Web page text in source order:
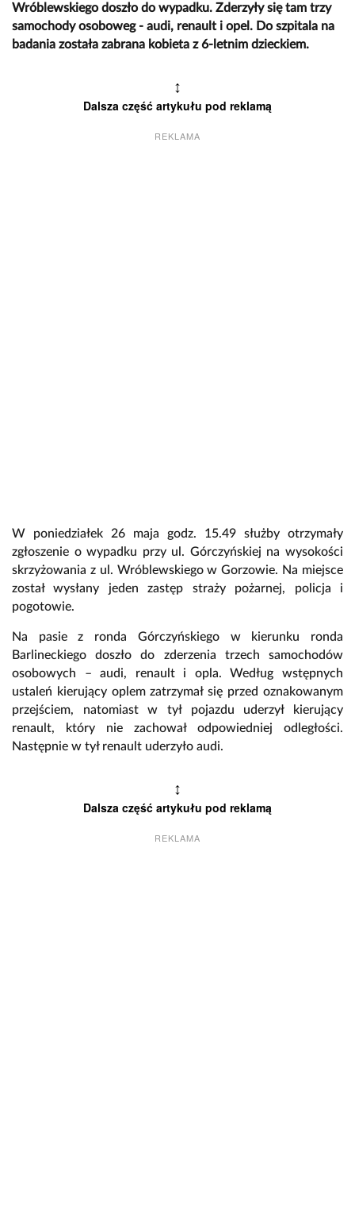
Wróblewskiego doszło do wypadku. Zderzyły się tam trzy
samochody osoboweg - audi, renault i opel. Do szpitala na
badania została zabrana kobieta z 6-letnim dzieckiem.
↕
Dalsza część artykułu pod reklamą
REKLAMA
W poniedziałek 26 maja godz. 15.49 służby otrzymały
zgłoszenie o wypadku przy ul. Górczyńskiej na wysokości
skrzyżowania z ul. Wróblewskiego w Gorzowie. Na miejsce
został wysłany jeden zastęp straży pożarnej, policja i
pogotowie.
Na pasie z ronda Górczyńskiego w kierunku ronda
Barlineckiego doszło do zderzenia trzech samochodów
osobowych – audi, renault i opla. Według wstępnych
ustaleń kierujący oplem zatrzymał się przed oznakowanym
przejściem, natomiast w tył pojazdu uderzył kierujący
renault, który nie zachował odpowiedniej odległości.
Następnie w tył renault uderzyło audi.
↕
Dalsza część artykułu pod reklamą
REKLAMA